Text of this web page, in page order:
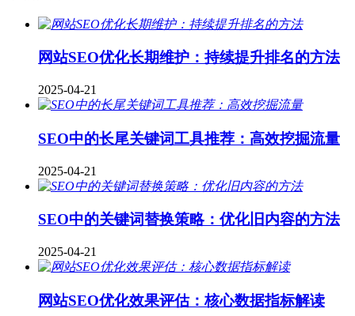
网站SEO优化长期维护：持续提升排名的方法
2025-04-21
SEO中的长尾关键词工具推荐：高效挖掘流量
2025-04-21
SEO中的关键词替换策略：优化旧内容的方法
2025-04-21
网站SEO优化效果评估：核心数据指标解读